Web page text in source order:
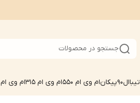
جستجو در محصولات
تیباال90 پیکانام وی ام 550 ام وی ام 315 ام وی ام X33